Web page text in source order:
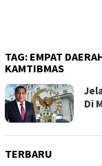
TAG: EMPAT
KAMTIBMAS
Di
TERBARU